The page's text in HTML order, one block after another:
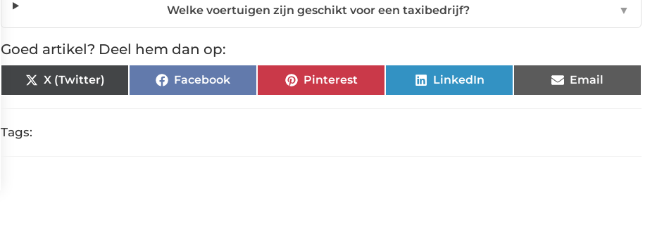
Welke voertuigen zijn geschikt voor een taxibedrijf? ▼
Goed artikel? Deel hem dan op:
X (Twitter) Facebook Pinterest LinkedIn Email
Tags: